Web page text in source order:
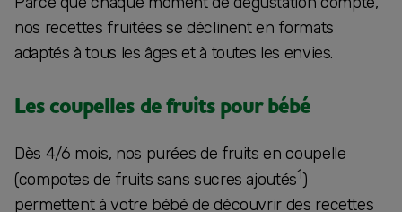
nos recettes fruitées se déclinent en formats
adaptés à tous les âges et à toutes les envies.
Les coupelles de fruits pour bébé
​​​​​Dès 4/6 mois, nos purées de fruits en coupelle
(compotes de fruits sans sucres ajoutés1)
permettent à votre bébé de découvrir des recettes